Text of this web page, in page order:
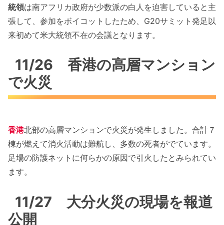
統領は南アフリカ政府が少数派の白人を迫害していると主
張して、参加をボイコットしたため、G20サミット発足以
来初めて米大統領不在の会議となります。
11/26 香港の高層マンション
で火災
香港北部の高層マンションで火災が発生しました。合計７
棟が燃えて消火活動は難航し、多数の死者がでています。
足場の防護ネットに何らかの原因で引火したとみられてい
ます。
11/27 大分火災の現場を報道
公開